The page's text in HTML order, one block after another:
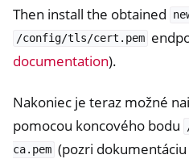
Then install the obtained
/config/tls/cert.pem
documentation).
Nakoniec je teraz možné
pomocou koncového bodu
ca.pem (pozri dokumentáciu